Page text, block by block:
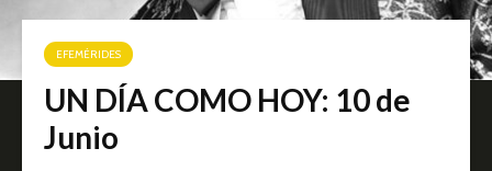
EFEMÉRIDES
UN DÍA COMO HOY: 10 de
Junio